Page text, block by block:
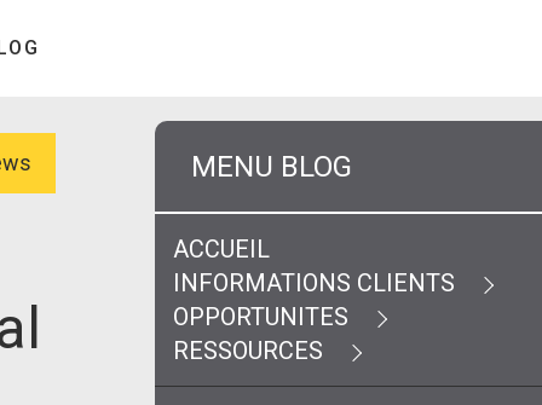
MENU BLOG
ACCUEIL
INFORMATIONS CLIENTS
OPPORTUNITES
RESSOURCES